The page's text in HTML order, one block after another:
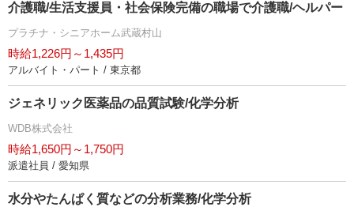
介護職/生活支援員・社会保険完備の職場で介護職/ヘルパー
プラチナ・シニアホーム武蔵村山
時給1,226円～1,435円
アルバイト・パート / 東京都
ジェネリック医薬品の品質試験/化学分析
WDB株式会社
時給1,650円～1,750円
派遣社員 / 愛知県
水分やたんぱく質などの分析業務/化学分析